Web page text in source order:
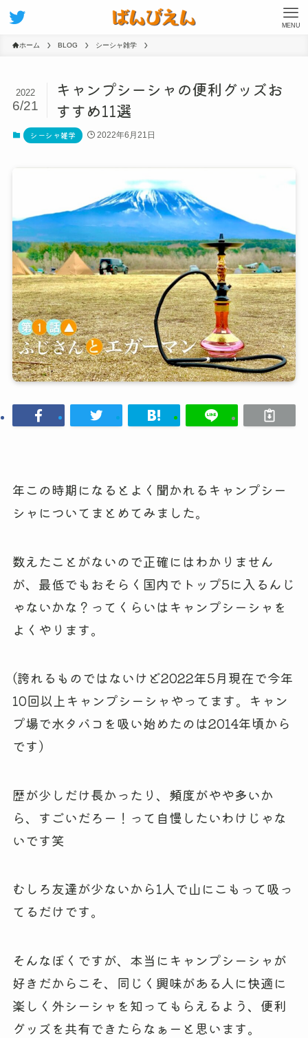
MENU
ホーム BLOG シーシャ雑学
キャンプシーシャの便利グッズお
すすめ11選
2022
6/21
シーシャ雑学 2022年6月21日
年この時期になるとよく聞かれるキャンプシー
シャについてまとめてみました。
数えたことがないので正確にはわかりません
が、最低でもおそらく国内でトップ5に入るんじ
ゃないかな？ってくらいはキャンプシーシャを
よくやります。
(誇れるものではないけど2022年5月現在で今年
10回以上キャンプシーシャやってます。キャン
プ場で水タバコを吸い始めたのは2014年頃から
です)
歴が少しだけ長かったり、頻度がやや多いか
ら、すごいだろー！って自慢したいわけじゃな
いです笑
むしろ友達が少ないから1人で山にこもって吸っ
てるだけです。
そんなぼくですが、本当にキャンプシーシャが
好きだからこそ、同じく興味がある人に快適に
楽しく外シーシャを知ってもらえるよう、便利
グッズを共有できたらなぁーと思います。